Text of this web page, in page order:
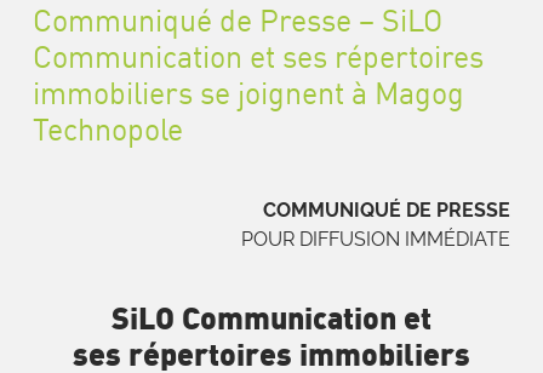
Communiqué de Presse – SiLO
Communication et ses répertoires
immobiliers se joignent à Magog
Technopole
COMMUNIQUÉ DE PRESSE
POUR DIFFUSION IMMÉDIATE
SiLO Communication et
ses répertoires immobiliers